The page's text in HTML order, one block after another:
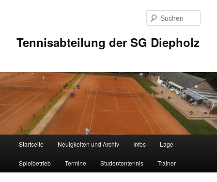
Tennisabteilung der SG Diepholz
Startseite Neuigkeiten und Archiv Infos Lage
Spielbetrieb Termine Studententennis Trainer